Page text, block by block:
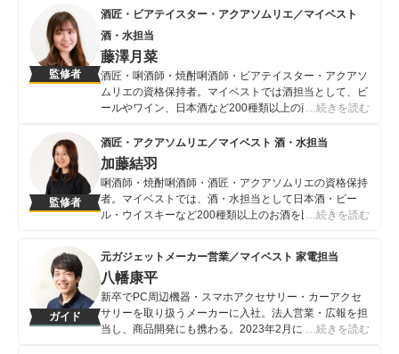
監修者
酒匠・ビアテイスター・アクアソムリエ／マイベスト
酒・水担当
藤澤月菜
酒匠・唎酒師・焼酎唎酒師・ビアテイスター・アクアソ
ムリエの資格保持者。マイベストでは酒担当として、ビ
ールやワイン、日本酒など200種類以上の商品を比較検
経験し、200店舗を超える飲食店に取材を行った。プラ
イベートでも頻繁に飲み屋へ足を運び、1日に20杯以上
飲むことも多い酒愛好家。
藤澤月菜のプロフィール
…続きを読む
監修者
酒匠・アクアソムリエ／マイベスト 酒・水担当
加藤結羽
唎酒師・焼酎唎酒師・酒匠・アクアソムリエの資格保持
者。マイベストでは、酒・水担当として日本酒・ビー
ル・ウイスキーなど200種類以上のお酒を比較検証して
家。普段あまりお酒を飲まない初心者から、あらゆる品
種を飲み比べてきた酒愛好家まで幅広く楽しめるような
価値あるコンテンツの提供を目指し、酒商材の魅力を最
大限に引き出すコンテンツ作り・情報発信に励んでい
る。
…続きを読む
ガイド
元ガジェットメーカー営業／マイベスト 家電担当
八幡康平
新卒でPC周辺機器・スマホアクセサリー・カーアクセ
サリーを取り扱うメーカーに入社。法人営業・広報を担
当し、商品開発にも携わる。2023年2月にマイベストに
…続きを読む